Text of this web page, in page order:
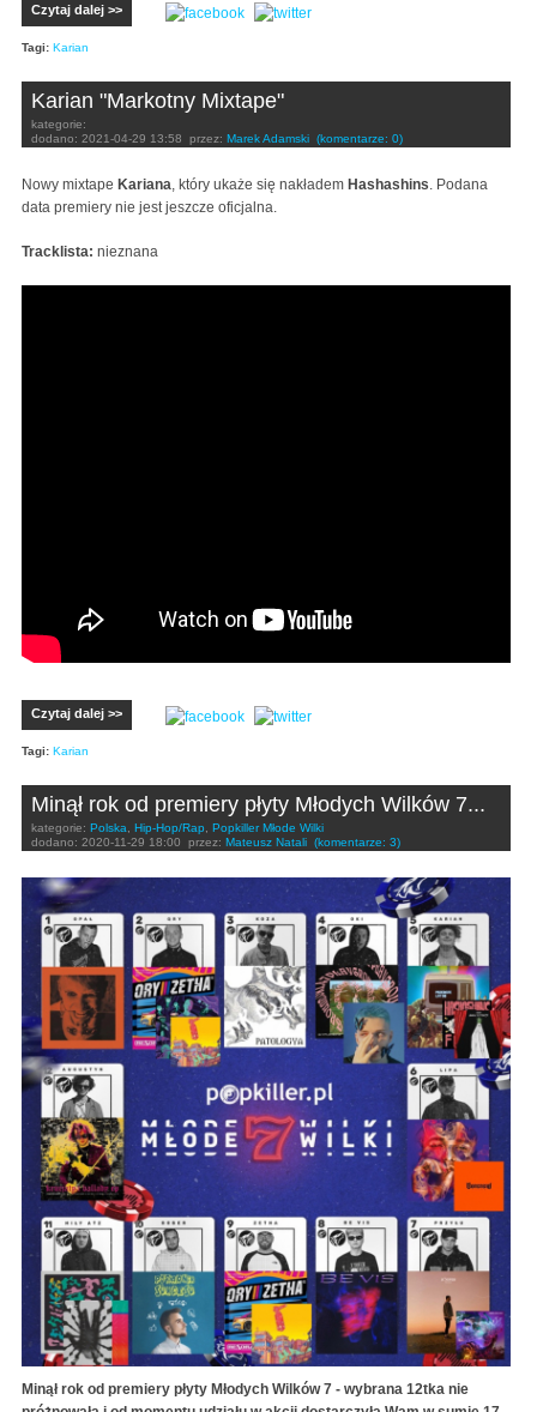
Czytaj dalej >>
Tagi: Karian
Karian "Markotny Mixtape"
kategorie:
dodano: 2021-04-29 13:58 przez: Marek Adamski (komentarze: 0)
Nowy mixtape Kariana, który ukaże się nakładem Hashashins. Podana
data premiery nie jest jeszcze oficjalna.
Tracklista: nieznana
Czytaj dalej >>
Tagi: Karian
Minął rok od premiery płyty Młodych Wilków 7...
kategorie: Polska Hip-Hop/Rap
Popkiller Młode Wilki
dodano: 2020-11-29 18:00 przez: Mateusz Natali (komentarze: 3)
Minął rok od premiery płyty Młodych Wilków 7 - wybrana 12tka nie